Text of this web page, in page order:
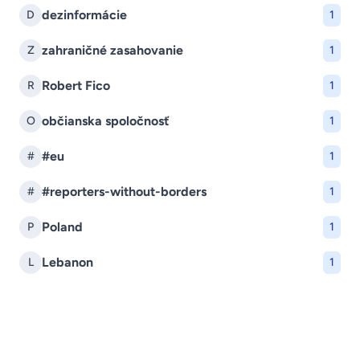
D dezinformácie 1
Z zahraničné zasahovanie 1
R Robert Fico 1
O občianska spoločnosť 1
# #eu 1
# #reporters-without-borders 1
P Poland 1
L Lebanon 1